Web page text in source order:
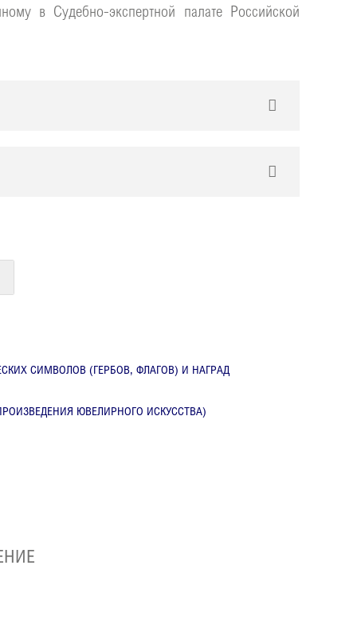
в Судебно-экспертной палате Российской
СИМВОЛОВ (ГЕРБОВ, ФЛАГОВ) И НАГРАД
ЮВЕЛИРНОГО ИСКУССТВА)